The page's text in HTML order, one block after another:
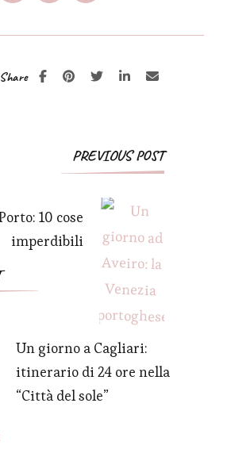
Share
PostPREVIOUS POST
10 cose
imperdibili
Un giorno a Cagliari:
itinerario di 24 ore nella
“Città del sole”